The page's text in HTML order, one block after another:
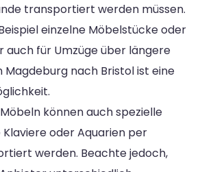
transportiert werden müssen.
einzelne Möbelstücke oder
auch für Umzüge über längere
Magdeburg nach Bristol ist eine
können auch spezielle
oder Aquarien per
werden. Beachte jedoch,